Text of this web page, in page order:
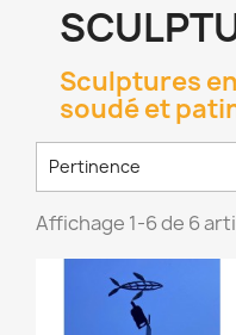
Sculptures
soudé et
Pertinence
Affichage 1-6 de 6